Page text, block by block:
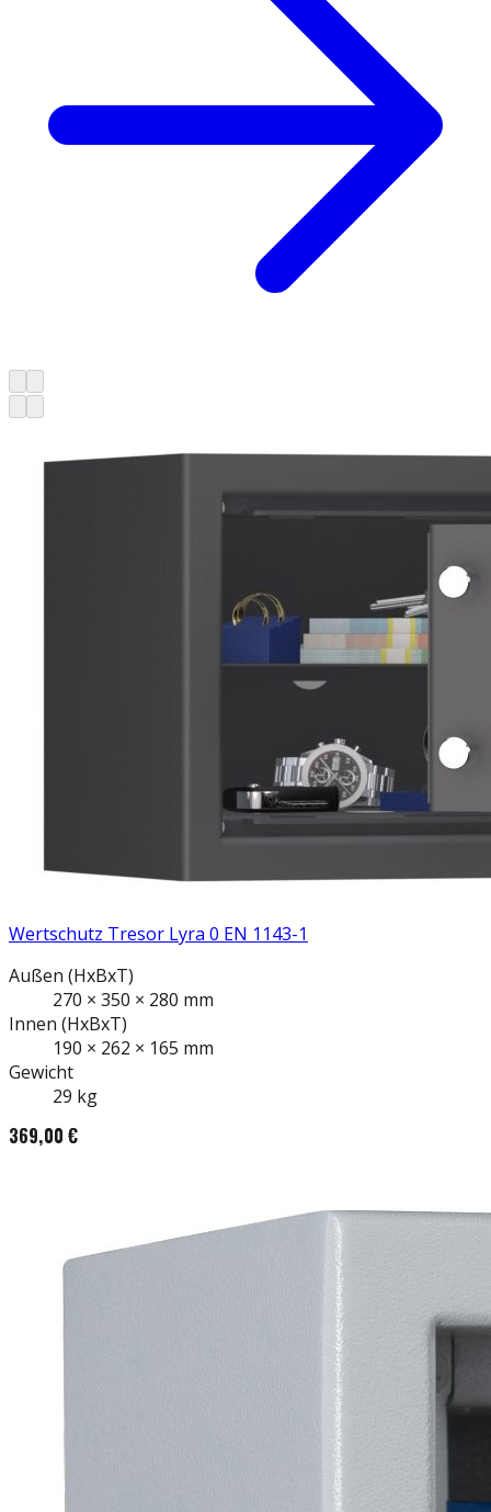
Wertschutz Tresor Lyra 0 EN 1143-1
Außen (HxBxT)
270 × 350 × 280 mm
Innen (HxBxT)
190 × 262 × 165 mm
Gewicht
29 kg
369,00 €